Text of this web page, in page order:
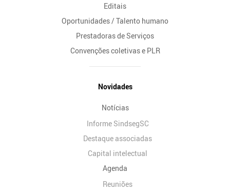
Editais
Oportunidades / Talento humano
Prestadoras de Serviços
Convenções coletivas e PLR
Novidades
Notícias
Informe SindsegSC
Destaque associadas
Capital intelectual
Agenda
Reuniões